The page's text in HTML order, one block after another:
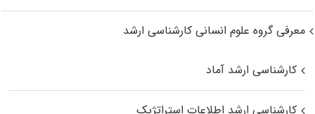
معرفی گروه علوم انسانی کارشناسی ارشد
کارشناسی ارشد آماد
کارشناسی ارشد اطلاعات استراتژیک